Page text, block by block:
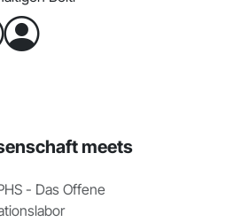
meets
- Das Offene